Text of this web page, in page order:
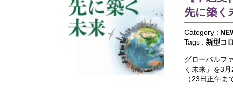
先に築く
Category :
Tags : 新型コ
グローバルフ
く未来」を3
（23日正午ま